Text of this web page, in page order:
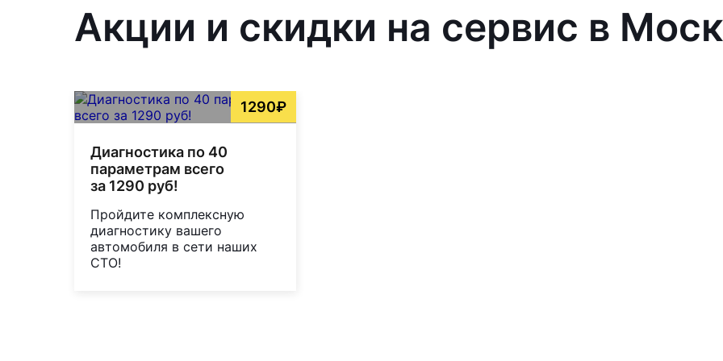
Акции и скидки на сервис в
1290₽
Диагностика по 40
параметрам всего
за 1290 руб!
Пройдите комплексную
диагностику вашего
автомобиля в сети наших
СТО!